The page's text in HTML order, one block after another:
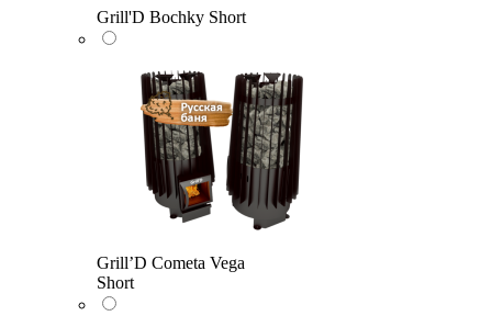
Grill'D Bochky Short
Grill’D Cometa Vega
Short